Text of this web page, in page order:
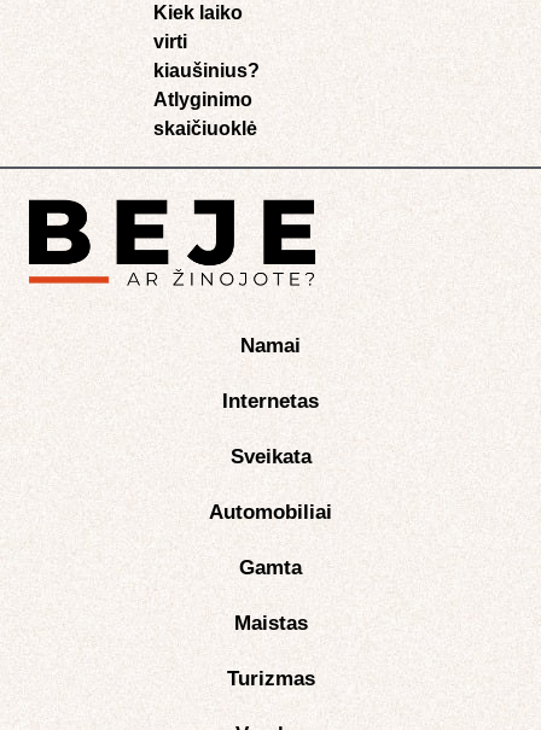
Kiek laiko
virti
kiaušinius?
Atlyginimo
skaičiuoklė​
Namai
Internetas
Sveikata
Automobiliai
Gamta
Maistas
Turizmas